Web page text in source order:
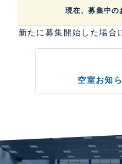
現在、募集中の
新たに募集開始した場合
空室お知